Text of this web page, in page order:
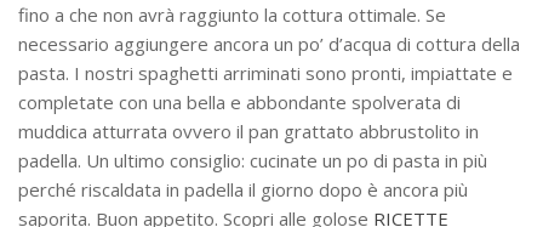
fino a che non avrà raggiunto la cottura ottimale. Se
necessario aggiungere ancora un po’ d’acqua di cottura della
pasta. I nostri spaghetti arriminati sono pronti, impiattate e
completate con una bella e abbondante spolverata di
muddica atturrata ovvero il pan grattato abbrustolito in
padella. Un ultimo consiglio: cucinate un po di pasta in più
perché riscaldata in padella il giorno dopo è ancora più
saporita. Buon appetito. Scopri alle golose RICETTE